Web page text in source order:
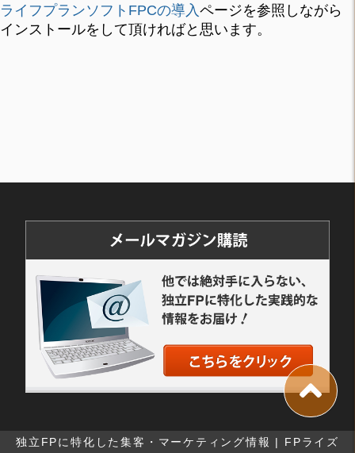
ライフプランソフトFPCの導入ページを参照しながら
インストールをして頂ければと思います。
独立FPに特化した集客・マーケティング情報 | FPライズ